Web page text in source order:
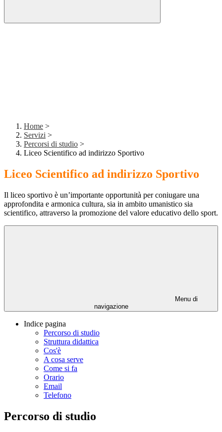
Home >
Servizi >
Percorsi di studio >
Liceo Scientifico ad indirizzo Sportivo
Liceo Scientifico ad indirizzo Sportivo
Il liceo sportivo è un’importante opportunità per coniugare una
approfondita e armonica cultura, sia in ambito umanistico sia
scientifico, attraverso la promozione del valore educativo dello sport.
Menu di
navigazione
Indice pagina
Percorso di studio
Struttura didattica
Cos'è
A cosa serve
Come si fa
Orario
Email
Telefono
Percorso di studio